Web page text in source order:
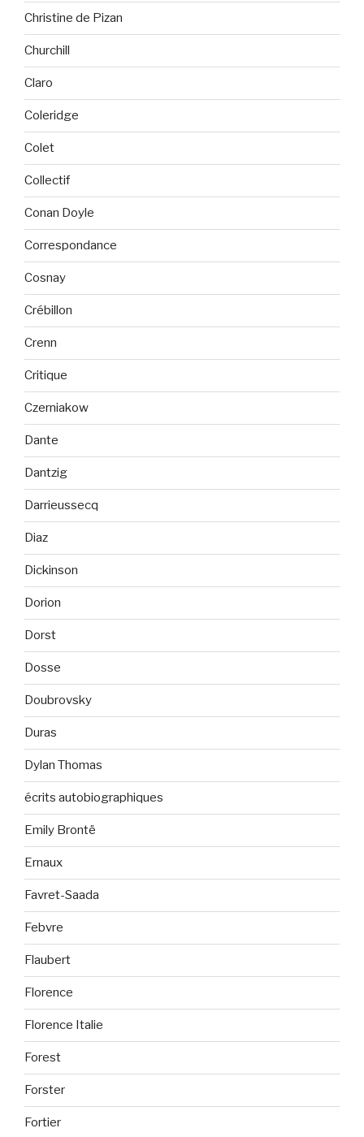
Christine de Pizan
Churchill
Claro
Coleridge
Colet
Collectif
Conan Doyle
Correspondance
Cosnay
Crébillon
Crenn
Critique
Czerniakow
Dante
Dantzig
Darrieussecq
Diaz
Dickinson
Dorion
Dorst
Dosse
Doubrovsky
Duras
Dylan Thomas
écrits autobiographiques
Emily Brontë
Ernaux
Favret-Saada
Febvre
Flaubert
Florence
Florence Italie
Forest
Forster
Fortier